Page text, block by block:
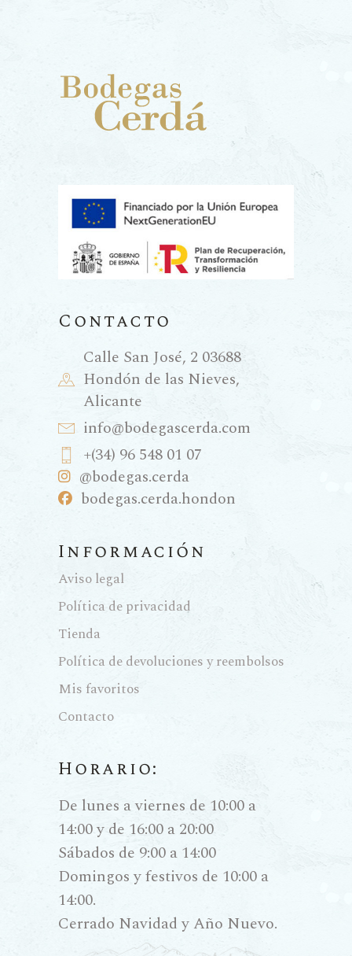
Contacto
Calle San José, 2 03688
Hondón de las Nieves,
Alicante
info@bodegascerda.com
+(34) 96 548 01 07
@bodegas.cerda
bodegas.cerda.hondon
Información
Aviso legal
Política de privacidad
Tienda
Política de devoluciones y reembolsos
Mis favoritos
Contacto
Horario:
De lunes a viernes de 10:00 a
14:00 y de 16:00 a 20:00
Sábados de 9:00 a 14:00
Domingos y festivos de 10:00 a
14:00.
Cerrado Navidad y Año Nuevo.